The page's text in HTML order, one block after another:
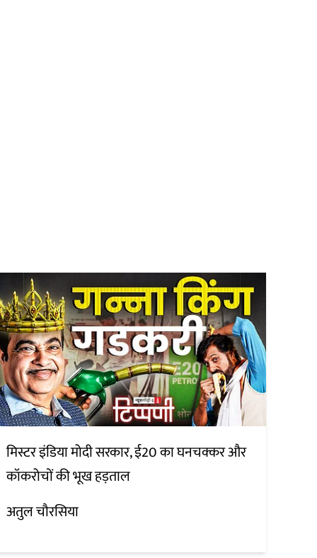
मिस्टर इंडिया मोदी सरकार, ई20 का घनचक्कर और
कॉकरोचों की भूख हड़ताल
अतुल चौरसिया